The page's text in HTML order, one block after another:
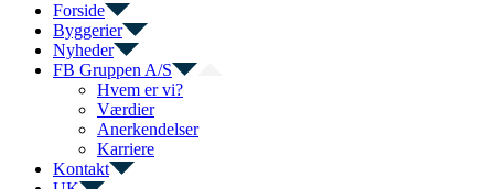
Forside
Byggerier
Nyheder
FB Gruppen A/S
Hvem er vi?
Værdier
Anerkendelser
Karriere
Kontakt